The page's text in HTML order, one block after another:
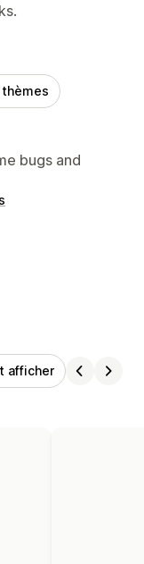
bugs and
afficher